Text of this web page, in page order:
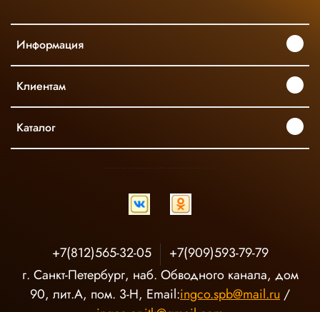
Информация
Клиентам
Каталог
+7(812)565-32-05
+7(909)593-79-79
г. Санкт-Петербург, наб. Обводного канала, дом
90, лит.А, пом. 3-Н, Email:ingco.spb@mail.ru /